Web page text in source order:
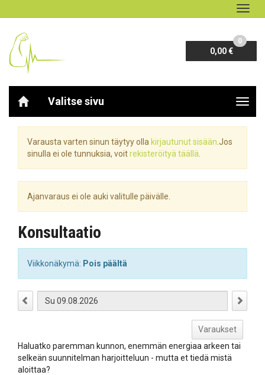
0,00 €
0
Valitse sivu
Varausta varten sinun täytyy olla kirjautunut sisään Jos
sinulla ei ole tunnuksia, voitrekisteröityä täällä
Ajanvaraus ei ole auki valitulle päivälle.
Konsultaatio
Viikkonäkymä: Pois päältä
Varaukset
Haluatko paremman kunnon, enemmän energiaa arkeen tai
selkeän suunnitelman harjoitteluun - mutta et tiedä mistä
aloittaa?